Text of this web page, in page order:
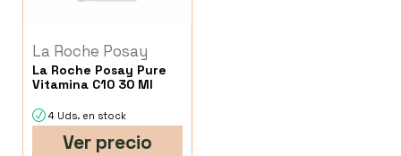
La Roche Posay
La Roche Posay Pure
Vitamina C10 30 Ml
4 Uds. en stock
Ver precio